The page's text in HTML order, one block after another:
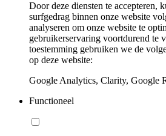
Door deze diensten te accepteren,
surfgedrag binnen onze website
analyseren om onze website te
gebruikerservaring voortdurend te
toestemming gebruiken we de
op deze website:
Google Analytics, Clarity, Google
Functioneel